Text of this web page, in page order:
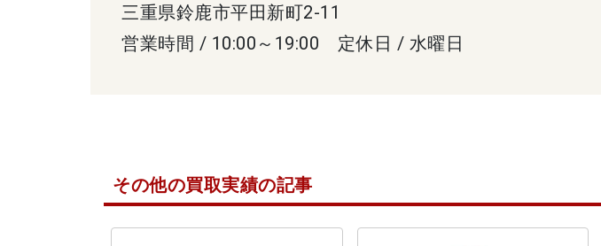
三重県鈴鹿市平田新町2-11
営業時間 / 10:00～19:00 定休日 / 水曜日
その他の買取実績の記事